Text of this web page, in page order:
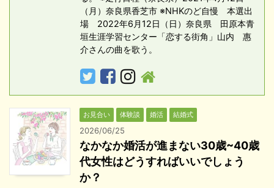
（月）奈良県香芝市 ※NHKのど自慢 本選出
場 2022年6月12日（日）奈良県 田原本青
垣生涯学習センター「恋する街角」山内 惠
介さんの曲を歌う。
お見合い 体験談 婚活 結婚式
2026/06/25
なかなか婚活が進まない30歳~40歳
代女性はどうすればいいでしょう
か？